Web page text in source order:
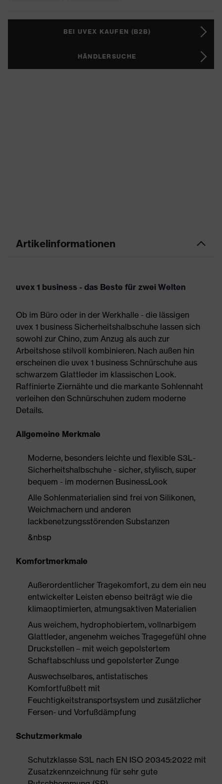
BEI UVEX KAUFEN (B2B)
HÄNDLERSUCHE
Artikelinformationen
uvex 1 business - das Beste für zwei Welten
Ob im Büro oder in der Werkhalle - die lässigen
uvex 1 business Sicherheitshalbschuhe lassen sich
sowohl zur Chino, zum Anzug als auch zur
Arbeitshose stilvoll kombinieren. Nach außen hin
erscheinen die uvex 1 business Schnürschuhe aus
schwarzem Glattleder im klassischen Look.
Raffinierte Ziernähte und die markante Sohlennaht
verleihen den Schnürschuhen zudem moderne
Details.
Allgemeine Merkmale
Moderne, besonders leichte und flexible S3L-
Sicherheitshalbschuhe - sicher, stylisch, super
bequem - im modernen BusinessLook
Alle Sohlenmaterialien sind frei von Silikonen,
Weichmachern und anderen
lackbenetzungsstörenden Substanzen
&nbsp
Komfortmerkmale
Außerordentlicher Tragekomfort, zu dem ein neu
entwickelter Leisten ebenso beiträgt wie die
klimaoptimierten, atmungsaktiven Materialien
Aus weichem, hydrophobiertem, vollnarbigem
Glattleder, angenehm weiches Tragegefühl ohne
Druckstellen – mit weich gepolstertem
Schaftabschluss und gepolsterter Zunge
Auswechselbares, antistatisches
Komfortfußbett mit
Feuchtigkeitstransportsystem und zusätzlicher
Fersen- und Vorfußdämpfung
Schutzmerkmale
Schutzklasse S3L nach EN ISO 20345:2022 mit
Zusatzkennzeichnung für sehr gute